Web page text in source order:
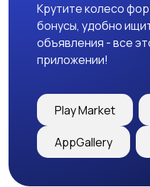
Крутите колесо
бонусы, удобно
объявления - все
приложении!
Play Market
AppGallery